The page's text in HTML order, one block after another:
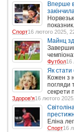
Вперше в
показник.
Спорт16 лютого 2025,
Майнц
Футбол16
Як стати
Кожен з
погляди
секрети
Здоров'я16 лютого
Еліна
Спорт16